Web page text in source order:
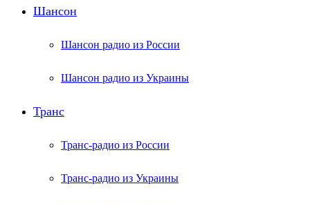
Шансон
Шансон радио из России
Шансон радио из Украины
Транс
Транс-радио из России
Транс-радио из Украины